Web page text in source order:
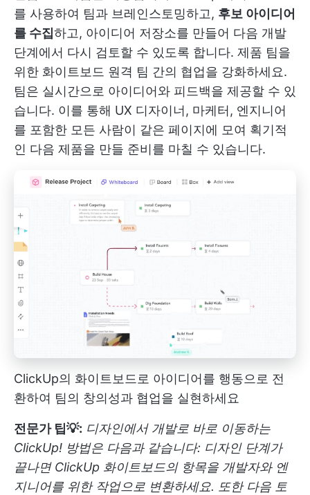
를 사용하여 팀과 브레인스토밍하고, 후보 아이디어
를 수집하고, 아이디어 저장소를 만들어 다음 개발
단계에서 다시 검토할 수 있도록 합니다. 제품 팀을
위한 화이트보드 원격 팀 간의 협업을 강화하세요.
팀은 실시간으로 아이디어와 피드백을 제공할 수 있
습니다. 이를 통해 UX 디자이너, 마케터, 엔지니어
를 포함한 모든 사람이 같은 페이지에 모여 획기적
인 다음 제품을 만들 준비를 마칠 수 있습니다.
ClickUp의 화이트보드로 아이디어를 행동으로 전
환하여 팀의 창의성과 협업을 실현하세요
전문가 팁💡: 디자인에서 개발로 바로 이동하는
ClickUp! 방법은 다음과 같습니다: 디자인 단계가
끝나면 ClickUp 화이트보드의 항목을 개발자와 엔
지니어를 위한 작업으로 변환하세요. 또한 다음 토